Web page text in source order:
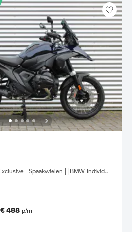
R 1300 GS | Oostland Exclusive | Spaakwielen | |BMW Individual Tansanit metallic
€ 488 p/m